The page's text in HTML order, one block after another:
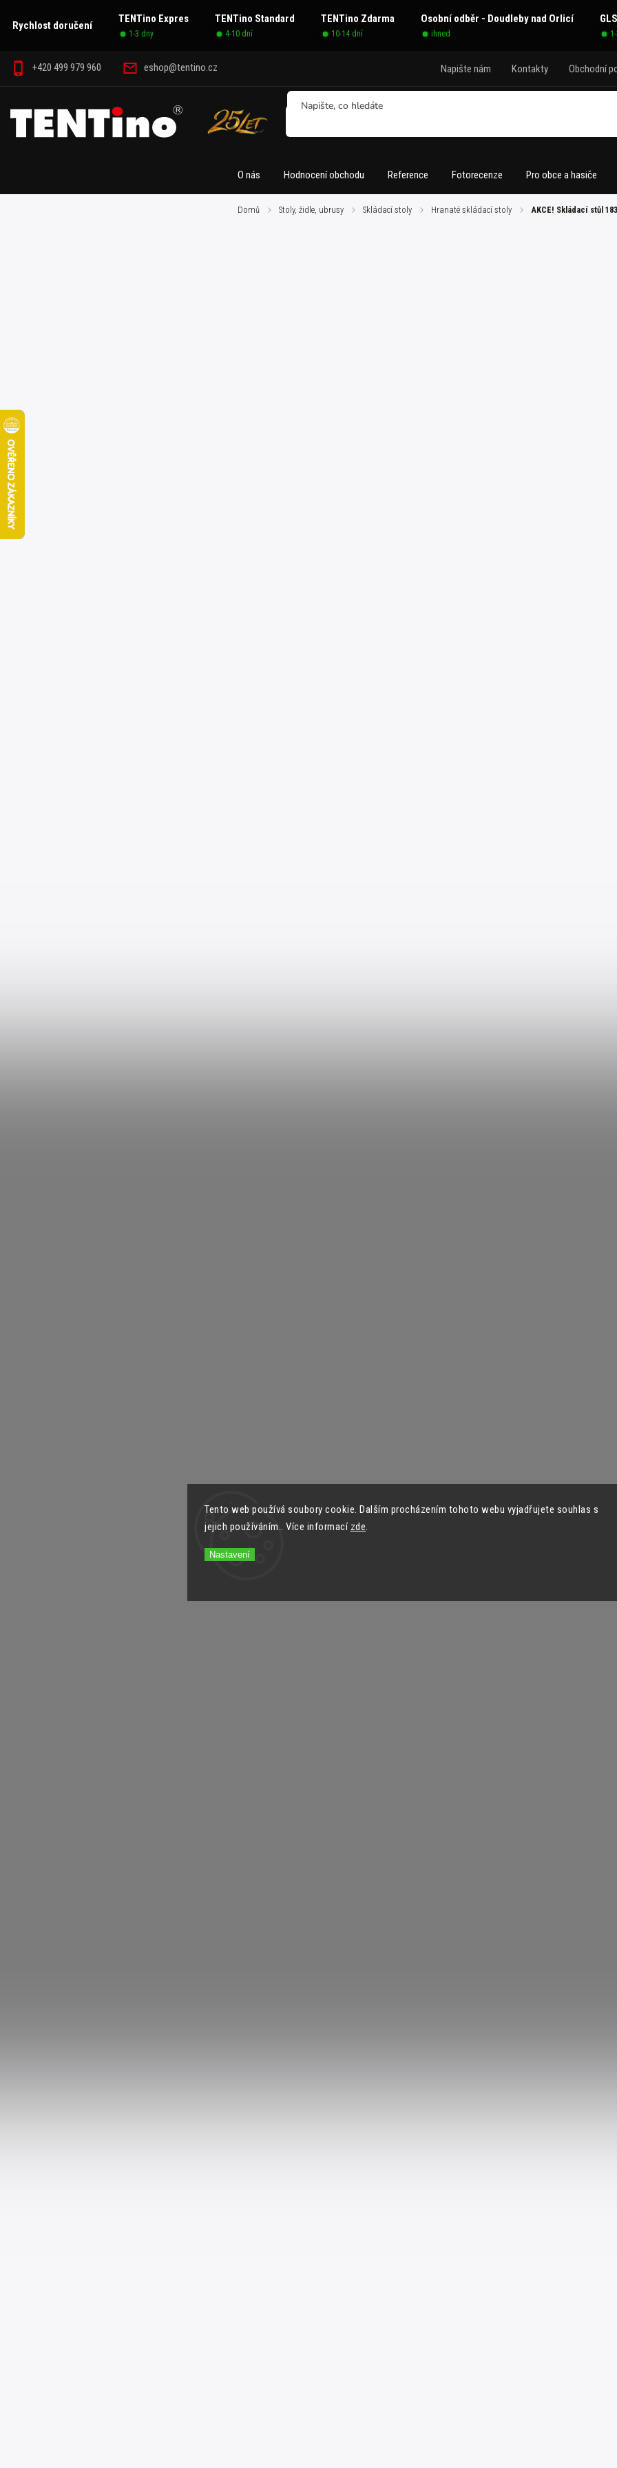
Tento web používá soubory cookie. Dalším procházením tohoto webu vyjadřujete souhlas s
jejich používáním.. Více informací zde.
Nastavení
Rychlost doručení
TENTino Expres TENTino Standard TENTino Zdarma Osobní odběr - Doudleby nad Orlicí
1-3 dny 4-10 dní 10-14 dní ihned
+420 499 979 960 eshop@tentino.cz Napište nám Kontakty Obchodní
O nás Hodnocení obchodu Reference Fotorecenze Pro obce a hasiče
Domů / Stoly, židle, ubrusy / Skládací stoly / Hranaté skládací stoly / AKCE! Skládací stůl